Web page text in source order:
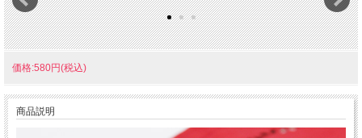
価格:580円(税込)
商品説明